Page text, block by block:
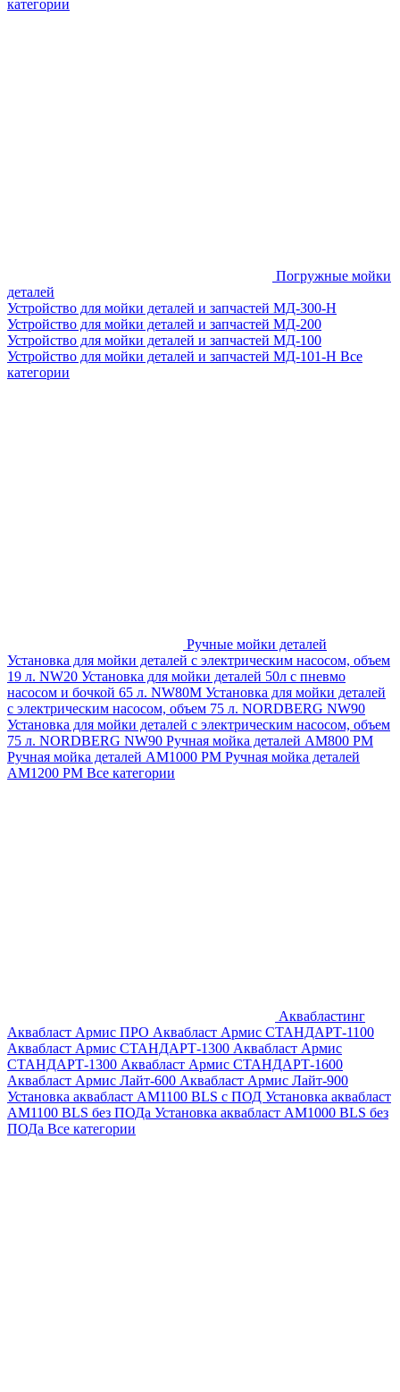
категории
Погружные мойки
деталей
Устройство для мойки деталей и запчастей МД-300-H
Устройство для мойки деталей и запчастей МД-200
Устройство для мойки деталей и запчастей МД-100
Устройство для мойки деталей и запчастей МД-101-Н Все
категории
Ручные мойки деталей
Установка для мойки деталей с электрическим насосом, объем
19 л. NW20 Установка для мойки деталей 50л с пневмо
насосом и бочкой 65 л. NW80M Установка для мойки деталей
с электрическим насосом, объем 75 л. NORDBERG NW90
Установка для мойки деталей с электрическим насосом, объем
75 л. NORDBERG NW90 Ручная мойка деталей АМ800 РМ
Ручная мойка деталей АМ1000 РМ Ручная мойка деталей
АМ1200 РМ Все категории
Аквабластинг
Аквабласт Армис ПРО Аквабласт Армис СТАНДАРТ-1100
Аквабласт Армис СТАНДАРТ-1300 Аквабласт Армис
СТАНДАРТ-1300 Аквабласт Армис СТАНДАРТ-1600
Аквабласт Армис Лайт-600 Аквабласт Армис Лайт-900
Установка аквабласт AM1100 BLS с ПОД Установка аквабласт
AM1100 BLS без ПОДа Установка аквабласт AM1000 BLS без
ПОДа Все категории